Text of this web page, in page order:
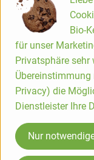
Die Äpfel schälen
In ca. 1cm große
geben und mit
umrühren, damit
Zucker in einem
mäßiger Hitze
stark, bei mittlerer
anbrennen. Nach
Bio-
für unser
Privatsphäre sehr
Übereinstimmung
Privacy) die
Dienstleister Ihre
Nur